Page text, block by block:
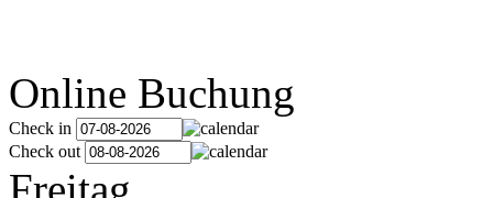
Online Buchung
Check in
Check out